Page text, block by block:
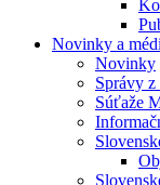
Novinky a
Novinky
Správy
Súťaže